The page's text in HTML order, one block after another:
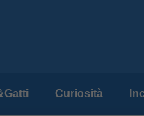
Curiosità